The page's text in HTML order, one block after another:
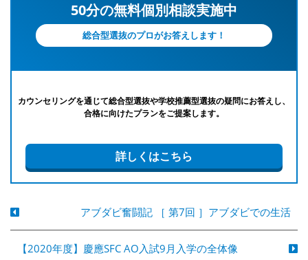
50分の無料個別相談実施中
総合型選抜のプロがお答えします！
カウンセリングを通じて総合型選抜や学校推薦型選抜の疑問にお答えし、
合格に向けたプランをご提案します。
詳しくはこちら
アブダビ奮闘記 ［ 第7回 ］アブダビでの生活
【2020年度】慶應SFC AO入試9月入学の全体像